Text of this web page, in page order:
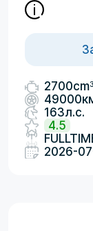
2700cm3
163л.с.
4.5
2026-